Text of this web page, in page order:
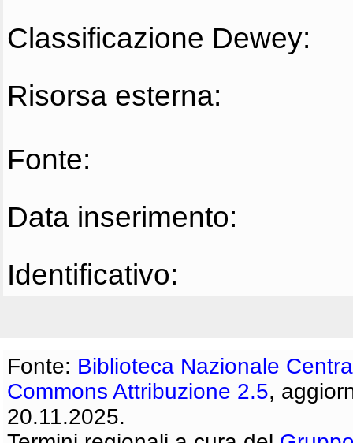
Classificazione Dewey:
Risorsa esterna:
Fonte:
Data inserimento:
Identificativo:
Fonte: Biblioteca Nazionale
Commons Attribuzione 2.5,
20.11.2025.